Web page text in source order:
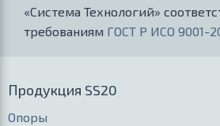
«Система Технологий»
требованиям ГОСТ Р ИСО 9001-
Продукция SS20
Опоры